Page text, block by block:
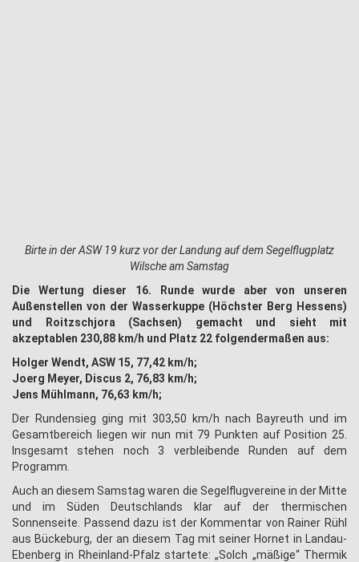
Birte in der ASW 19 kurz vor der Landung auf dem Segelflugplatz
Wilsche am Samstag
Die Wertung dieser 16. Runde wurde aber von unseren
Außenstellen von der Wasserkuppe (Höchster Berg Hessens)
und Roitzschjora (Sachsen) gemacht und sieht mit
akzeptablen 230,88 km/h und Platz 22 folgendermaßen aus:
Holger Wendt, ASW 15, 77,42 km/h;
Joerg Meyer, Discus 2, 76,83 km/h;
Jens Mühlmann, 76,63 km/h;
Der Rundensieg ging mit 303,50 km/h nach Bayreuth und im
Gesamtbereich liegen wir nun mit 79 Punkten auf Position 25.
Insgesamt stehen noch 3 verbleibende Runden auf dem
Programm.
Auch an diesem Samstag waren die Segelflugvereine in der Mitte
und im Süden Deutschlands klar auf der thermischen
Sonnenseite. Passend dazu ist der Kommentar von Rainer Rühl
aus Bückeburg, der an diesem Tag mit seiner Hornet in Landau-
Ebenberg in Rheinland-Pfalz startete: „Solch „mäßige“ Thermik